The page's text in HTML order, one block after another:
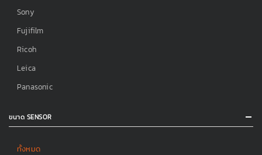
Sony
Fujifilm
Ricoh
Leica
Panasonic
ขนาด SENSOR
ทั้งหมด